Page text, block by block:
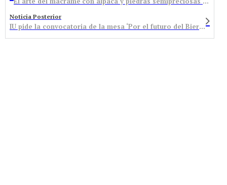
Noticia Posterior
IU pide la convocatoria de la mesa ‘Por el futuro del Bierzo’ ante la destrucción de empleos y falta de soluciones